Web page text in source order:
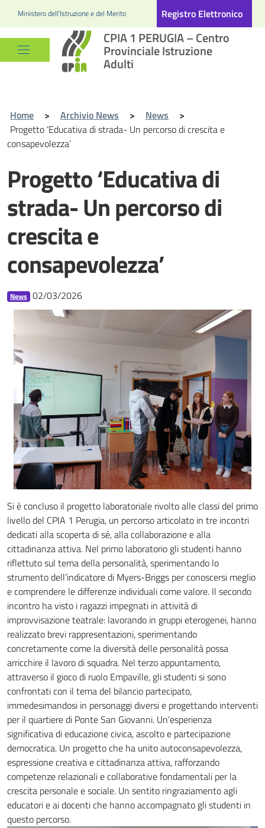
Ministero dell'Istruzione e del Merito Registro Elettronico
CPIA 1 PERUGIA – Centro
Provinciale Istruzione
Adulti
Home > Archivio News > News
>
Progetto ‘Educativa di strada- Un percorso di crescita e
consapevolezza’
Progetto ‘Educativa di
strada- Un percorso di
crescita e
consapevolezza’
News 02/03/2026
Si è concluso il progetto laboratoriale rivolto alle classi del primo
livello del CPIA 1 Perugia, un percorso articolato in tre incontri
dedicati alla scoperta di sé, alla collaborazione e alla
cittadinanza attiva. Nel primo laboratorio gli studenti hanno
riflettuto sul tema della personalità, sperimentando lo
strumento dell’indicatore di Myers-Briggs per conoscersi meglio
e comprendere le differenze individuali come valore. Il secondo
incontro ha visto i ragazzi impegnati in attività di
improvvisazione teatrale: lavorando in gruppi eterogenei, hanno
realizzato brevi rappresentazioni, sperimentando
concretamente come la diversità delle personalità possa
arricchire il lavoro di squadra. Nel terzo appuntamento,
attraverso il gioco di ruolo Empaville, gli studenti si sono
confrontati con il tema del bilancio partecipato,
immedesimandosi in personaggi diversi e progettando interventi
per il quartiere di Ponte San Giovanni. Un’esperienza
significativa di educazione civica, ascolto e partecipazione
democratica. Un progetto che ha unito autoconsapevolezza,
espressione creativa e cittadinanza attiva, rafforzando
competenze relazionali e collaborative fondamentali per la
crescita personale e sociale. Un sentito ringraziamento agli
educatori e ai docenti che hanno accompagnato gli studenti in
questo percorso.